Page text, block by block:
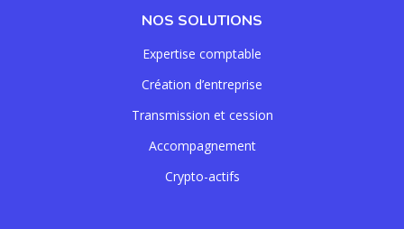
NOS SOLUTIONS
Expertise comptable
Création d’entreprise
Transmission et cession
Accompagnement
Crypto-actifs